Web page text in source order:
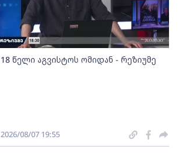
18 წელი აგვისტოს ომიდან - რეზიუმე
2026/08/07 19:55